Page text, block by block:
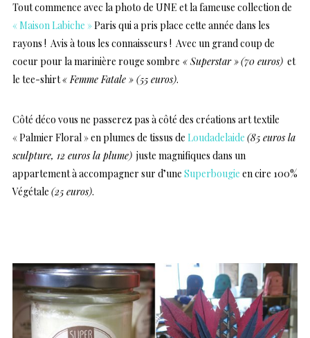
Tout commence avec la photo de UNE et la fameuse collection de
« Maison Labiche »Paris qui a pris place cette année dans les
rayons ! Avis à tous les connaisseurs ! Avec un grand coup de
coeur pour la marinière rouge sombre « Superstar »(70 euros) et
le tee-shirt« Femme Fatale » (55 euros).
Côté déco vous ne passerez pas à côté des créations art textile
« Palmier Floral » en plumes de tissus de Loudadelaide (85 euros la
sculpture, 12 euros la plume) juste magnifiques dans un
appartement à accompagner sur d’une Superbougie en cire 100%
Végétale (25 euros).